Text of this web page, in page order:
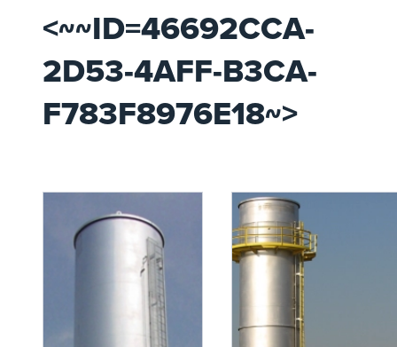
<~~ID=46692CCA-
2D53-4AFF-B3CA-
F783F8976E18~>